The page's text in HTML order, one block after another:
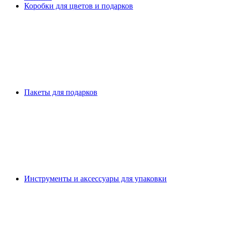
Коробки для цветов и подарков
Пакеты для подарков
Инструменты и аксессуары для упаковки